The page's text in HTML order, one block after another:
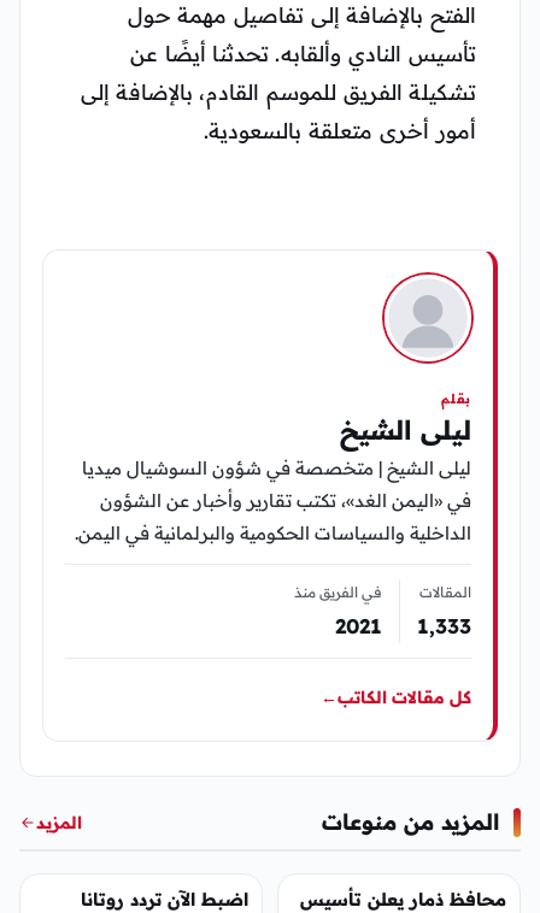
الفتح بالإضافة إلى تفاصيل مهمة حول
تأسيس النادي وألقابه. تحدثنا أيضًا عن
تشكيلة الفريق للموسم القادم، بالإضافة إلى
أمور أخرى متعلقة بالسعودية.
بقلم
ليلى الشيخ
ليلى الشيخ | متخصصة في شؤون السوشيال ميديا
في «اليمن الغد»، تكتب تقارير وأخبار عن الشؤون
الداخلية والسياسات الحكومية والبرلمانية في اليمن.
المقالات
1٬333
في الفريق منذ
2021
كل مقالات الكاتب←
المزيد من منوعات المزيد
منوعات
محافظ ذمار يعلن تأسيس
منوعات
اضبط الآن تردد روتانا